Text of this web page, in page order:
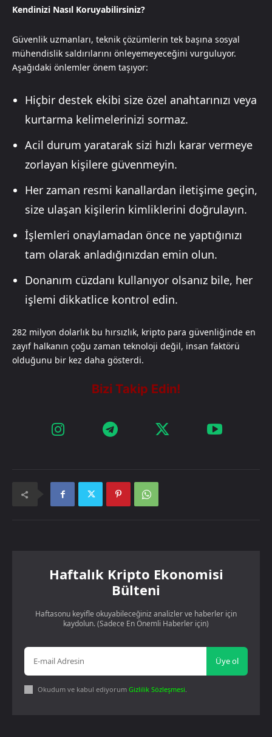
Kendinizi Nasıl Koruyabilirsiniz?
Güvenlik uzmanları, teknik çözümlerin tek başına sosyal
mühendislik saldırılarını önleyemeyeceğini vurguluyor.
Aşağıdaki önlemler önem taşıyor:
Hiçbir destek ekibi size özel anahtarınızı veya
kurtarma kelimelerinizi sormaz.
Acil durum yaratarak sizi hızlı karar vermeye
zorlayan kişilere güvenmeyin.
Her zaman resmi kanallardan iletişime geçin,
size ulaşan kişilerin kimliklerini doğrulayın.
İşlemleri onaylamadan önce ne yaptığınızı
tam olarak anladığınızdan emin olun.
Donanım cüzdanı kullanıyor olsanız bile, her
işlemi dikkatlice kontrol edin.
282 milyon dolarlık bu hırsızlık, kripto para güvenliğinde en
zayıf halkanın çoğu zaman teknoloji değil, insan faktörü
olduğunu bir kez daha gösterdi.
Haftalık Kripto Ekonomisi
Bülteni
Haftasonu keyifle okuyabileceğiniz analizler ve haberler için
kaydolun. (Sadece En Önemli Haberler için)
Üye ol
Okudum ve kabul ediyorum Gizlilik Sözleşmesi